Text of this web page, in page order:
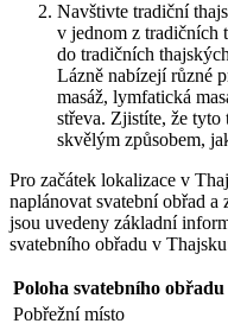
Navštivte tradiční
v jednom z tradičních
do tradičních
Lázně nabízejí různé
masáž, lymfatická
střeva. Zjistíte, že tyto
skvělým způsobem,
Pro začátek lokalizace v
naplánovat svatební obřad
jsou uvedeny základní
svatebního obřadu v
Poloha svatebního obřadu
Pobřežní místo